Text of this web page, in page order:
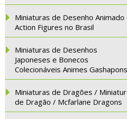
Miniaturas de Desenho Animado
Action Figures no Brasil
Miniaturas de Desenhos
Japoneses e Bonecos
Colecionáveis Animes Gashapons
Miniaturas de Dragões /
de Dragão / Mcfarlane Dragons